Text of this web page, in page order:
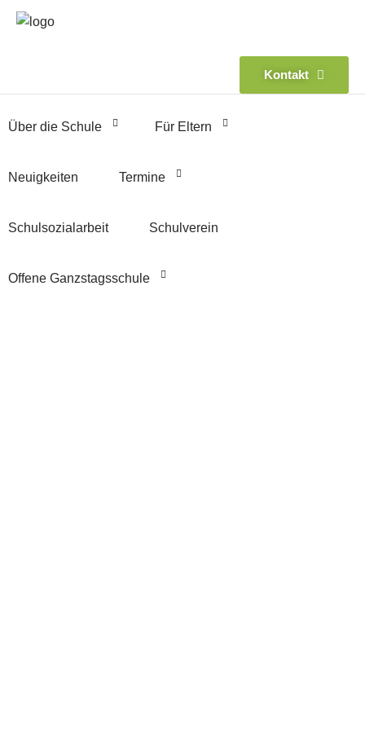
Kontakt
Über die Schule Für Eltern
Neuigkeiten Termine
Schulsozialarbeit Schulverein
Offene Ganzstagsschule